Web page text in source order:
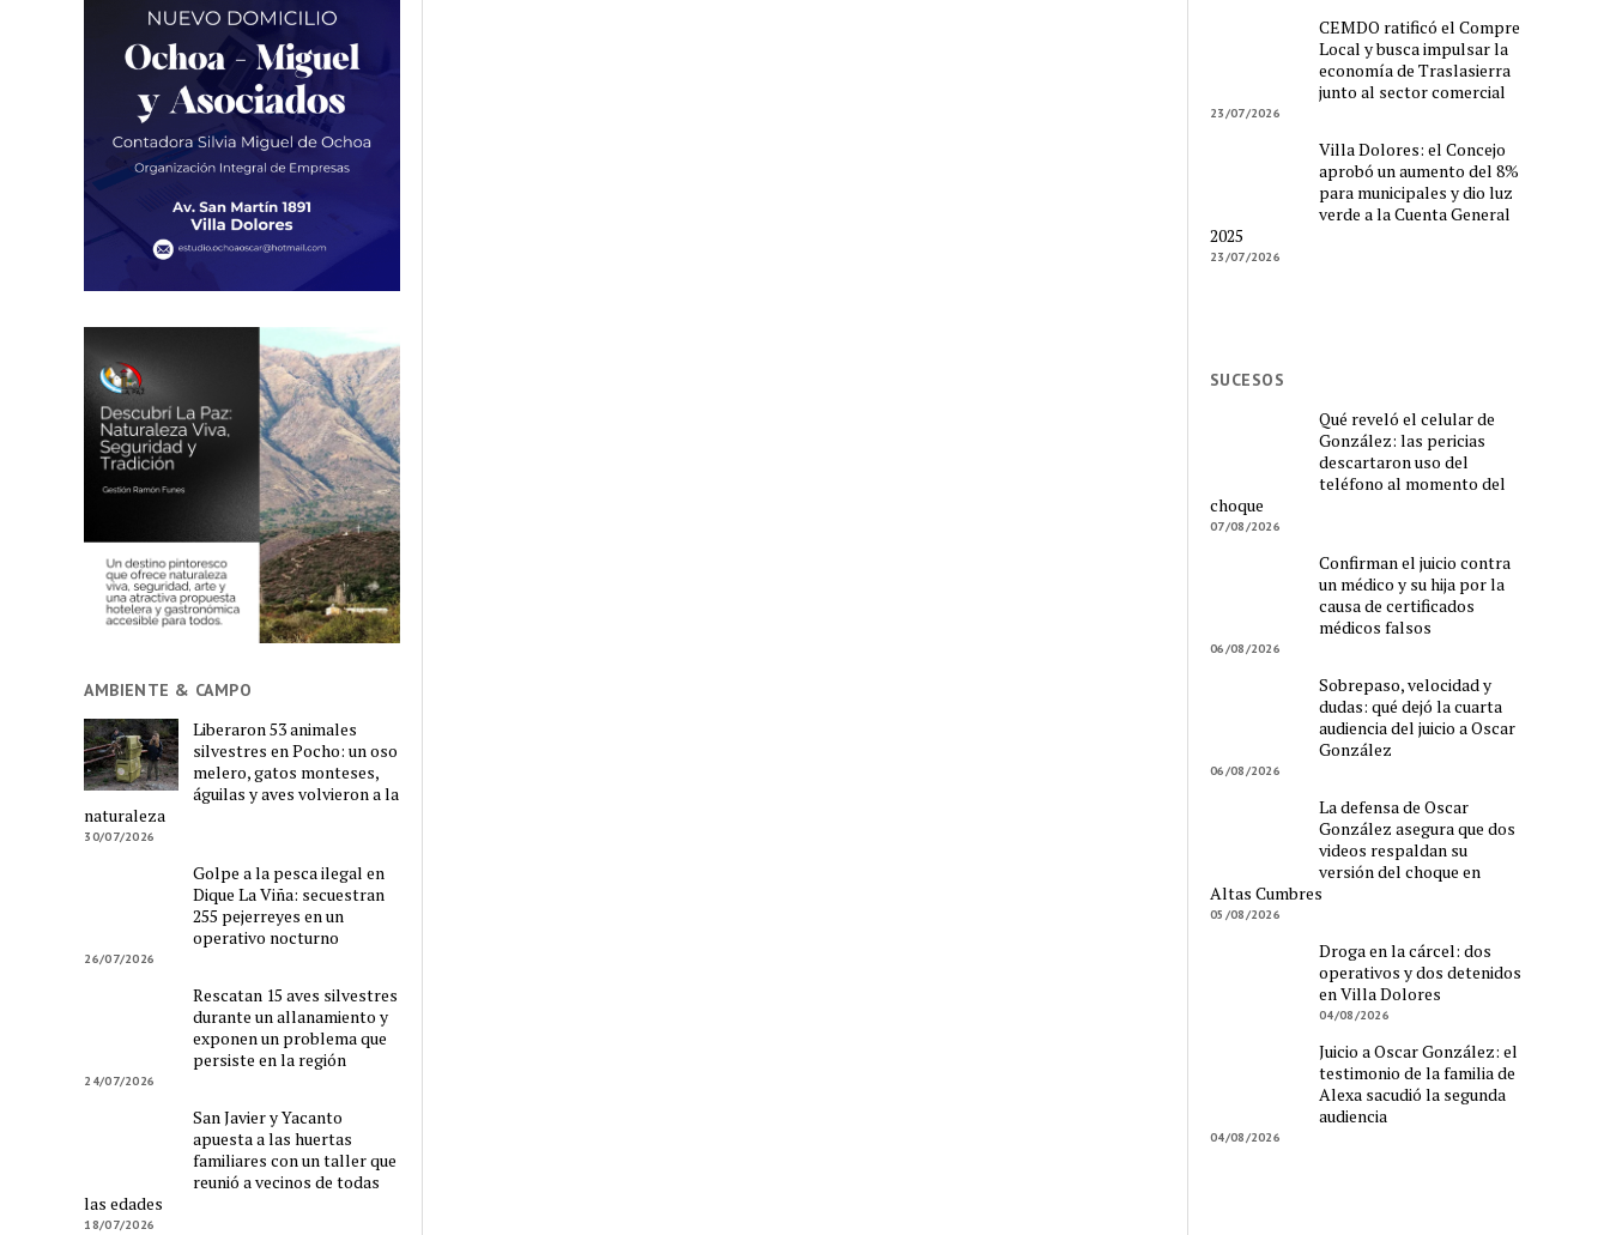
AMBIENTE & CAMPO
Liberaron 53 animales
silvestres en Pocho: un oso
melero, gatos monteses,
águilas y aves volvieron a la
naturaleza
30/07/2026
Golpe a la pesca ilegal en
Dique La Viña: secuestran
255 pejerreyes en un
operativo nocturno
26/07/2026
Rescatan 15 aves silvestres
durante un allanamiento y
exponen un problema que
persiste en la región
24/07/2026
San Javier y Yacanto
apuesta a las huertas
familiares con un taller que
reunió a vecinos de todas
las edades
18/07/2026
CEMDO ratificó el Compre
Local y busca impulsar la
economía de Traslasierra
junto al sector comercial
23/07/2026
Villa Dolores: el Concejo
aprobó un aumento del 8%
para municipales y dio luz
verde a la Cuenta General
2025
23/07/2026
SUCESOS
Qué reveló el celular de
González: las pericias
descartaron uso del
teléfono al momento del
choque
07/08/2026
Confirman el juicio contra
un médico y su hija por la
causa de certificados
médicos falsos
06/08/2026
Sobrepaso, velocidad y
dudas: qué dejó la cuarta
audiencia del juicio a Oscar
González
06/08/2026
La defensa de Oscar
González asegura que dos
videos respaldan su
versión del choque en
Altas Cumbres
05/08/2026
Droga en la cárcel: dos
operativos y dos detenidos
en Villa Dolores
04/08/2026
Juicio a Oscar González: el
testimonio de la familia de
Alexa sacudió la segunda
audiencia
04/08/2026